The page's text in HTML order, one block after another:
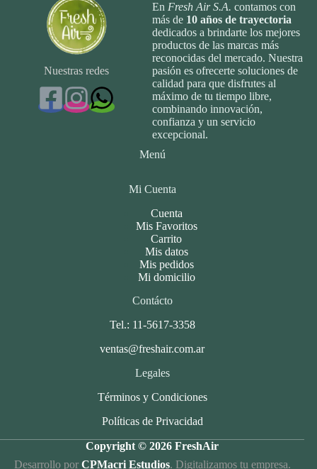
Nuestras redes
En Fresh Air S.A. contamos con
más de 10 años de trayectoria
dedicados a brindarte los mejores
productos de las marcas más
reconocidas del mercado. Nuestra
pasión es ofrecerte soluciones de
calidad para que disfrutes al
máximo de tu tiempo libre,
combinando innovación,
confianza y un servicio
excepcional.
Menú
Mi Cuenta
Cuenta
Mis Favoritos
Carrito
Mis datos
Mis pedidos
Mi domicilio
Contácto
Tel.: 11-5617-3358
ventas@freshair.com.ar
Legales
Términos y Condiciones
Políticas de Privacidad
Copyright © 2026 FreshAir
Desarrollo por CPMacri Estudios. Digitalizamos tu empresa.